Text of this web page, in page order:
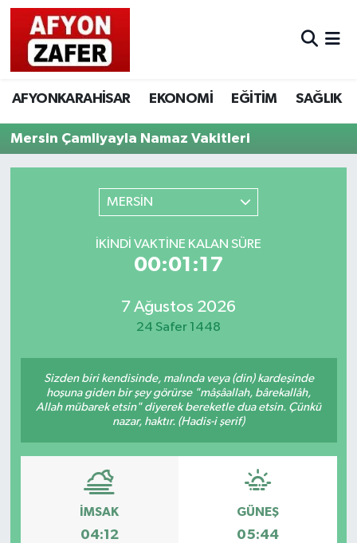
AFYONKARAHİSAR EKONOMİ EĞİTİM SAĞLIK
Mersin Çamliyayla Namaz Vakitleri
MERSİN
İKINDI VAKTINE KALAN SÜRE
00:01:17
7 Ağustos 2026
24 Safer 1448
Sizden biri kendisinde, malında veya (din) kardeşinde
hoşuna giden bir şey görürse "mâşâallah, bârekallâh,
Allah mübarek etsin" diyerek bereketle dua etsin. Çünkü
nazar, haktır. (Hadis-i şerif)
İMSAK
04:12
GÜNEŞ
05:44